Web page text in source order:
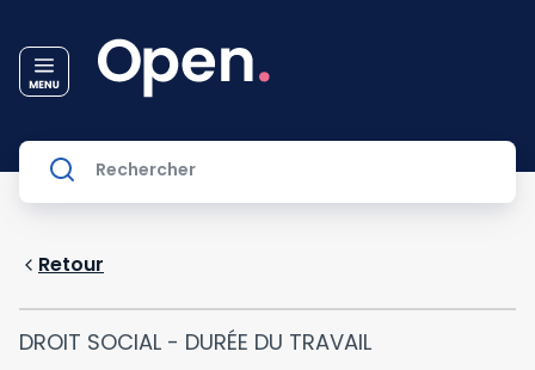
Retour
DROIT SOCIAL - DURÉE DU TRAVAIL